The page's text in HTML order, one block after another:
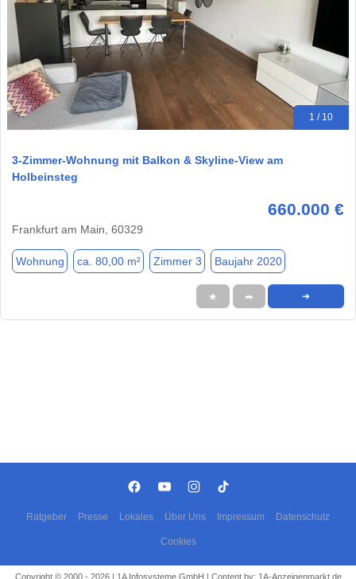
1 / 10
3-Zimmer-Wohnung mit Balkon & Skyline-View am
Holbeinsteg
660.000 €
Frankfurt am Main, 60329
Wohnung ca. 80,00 m² Zimmer 3 Baujahr 2020
★ ➦ ➜
Ratgeber Presse Lokales Über Uns Impressum Datenschutz
Cookies
Copyright © 2000 - 2026 | 1A Infosysteme GmbH | Content by: 1A-Anzeigenmarkt.de